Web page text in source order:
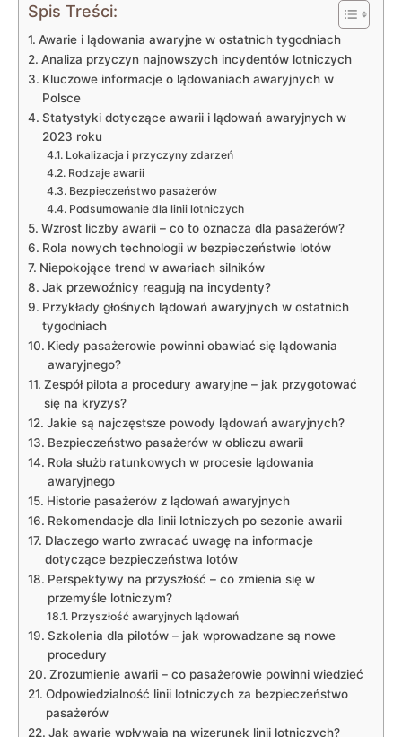
Spis Treści:
Awarie ‍i lądowania awaryjne w ostatnich tygodniach
Analiza ​przyczyn najnowszych incydentów⁤ lotniczych
Kluczowe informacje​ o lądowaniach awaryjnych w
Polsce
Statystyki dotyczące awarii i lądowań ​awaryjnych​ w
2023 roku
Lokalizacja ⁤i⁣ przyczyny⁣ zdarzeń
Rodzaje ‌awarii
Bezpieczeństwo pasażerów
Podsumowanie dla ‌linii lotniczych
Wzrost liczby awarii‌ – co to oznacza ‍dla pasażerów?
Rola​ nowych‍ technologii w ⁢bezpieczeństwie ‌lotów
Niepokojące trend ⁤w awariach silników
Jak przewoźnicy ⁢reagują na incydenty?
Przykłady głośnych lądowań awaryjnych w ostatnich
tygodniach
Kiedy pasażerowie ‌powinni obawiać się lądowania
awaryjnego?
Zespół​ pilota a procedury awaryjne –‍ jak ‍przygotować‌
się na kryzys?
Jakie są ‍najczęstsze powody lądowań awaryjnych?
Bezpieczeństwo pasażerów w obliczu‍ awarii
Rola służb ratunkowych w procesie lądowania
awaryjnego
Historie pasażerów z lądowań​ awaryjnych
Rekomendacje dla linii lotniczych po sezonie awarii
Dlaczego warto zwracać uwagę na informacje
‌dotyczące bezpieczeństwa lotów
Perspektywy na przyszłość –‌ co zmienia się‍ w
‍przemyśle lotniczym?
Przyszłość ‍awaryjnych lądowań
Szkolenia dla ‌pilotów – jak wprowadzane są⁢ nowe
procedury
Zrozumienie awarii ‌– co pasażerowie powinni wiedzieć
Odpowiedzialność linii lotniczych ‌za bezpieczeństwo
pasażerów
Jak ⁤awarie wpływają⁤ na‌ wizerunek⁤ linii⁤ lotniczych?